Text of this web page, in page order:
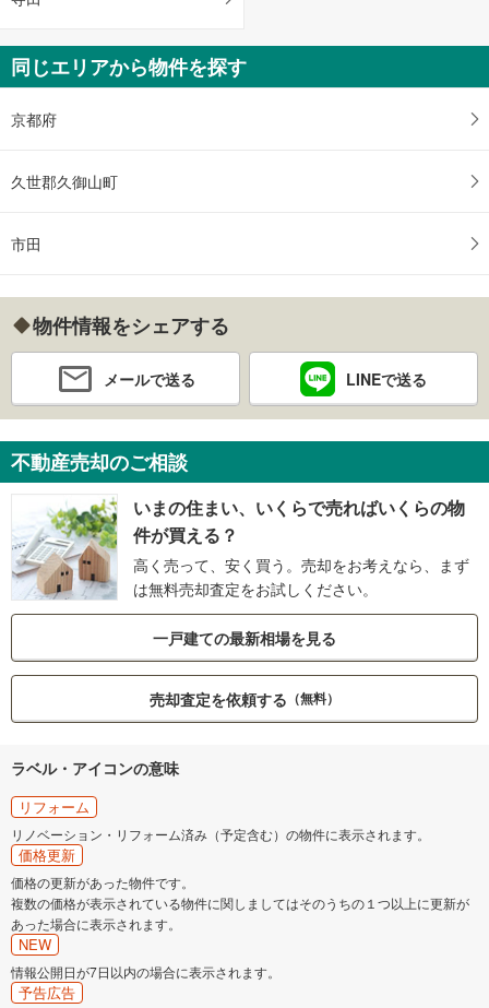
同じエリアから物件を探す
京都府
久世郡久御山町
市田
物件情報をシェアする
メールで送る LINEで送る
不動産売却のご相談
いまの住まい、いくらで売ればいくらの物
件が買える？
高く売って、安く買う。売却をお考えなら、まず
は無料売却査定をお試しください。
一戸建ての最新相場を見る
売却査定を依頼する （無料）
ラベル・アイコンの意味
リフォーム
リノベーション・リフォーム済み（予定含む）の物件に表示されます。
価格更新
価格の更新があった物件です。
複数の価格が表示されている物件に関しましてはそのうちの１つ以上に更新が
あった場合に表示されます。
NEW
情報公開日が7日以内の場合に表示されます。
予告広告